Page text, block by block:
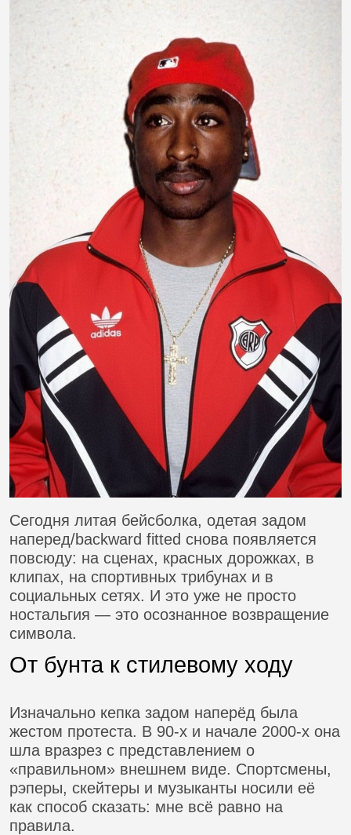
Сегодня литая бейсболка, одетая задом
наперед/backward fitted снова появляется
повсюду: на сценах, красных дорожках, в
клипах, на спортивных трибунах и в
социальных сетях. И это уже не просто
ностальгия — это осознанное возвращение
символа.
От бунта к стилевому ходу
Изначально кепка задом наперёд была
жестом протеста. В 90-х и начале 2000-х она
шла вразрез с представлением о
«правильном» внешнем виде. Спортсмены,
рэперы, скейтеры и музыканты носили её
как способ сказать: мне всё равно на
правила.